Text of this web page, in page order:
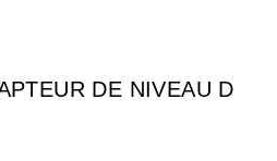
DE NIVEAU D